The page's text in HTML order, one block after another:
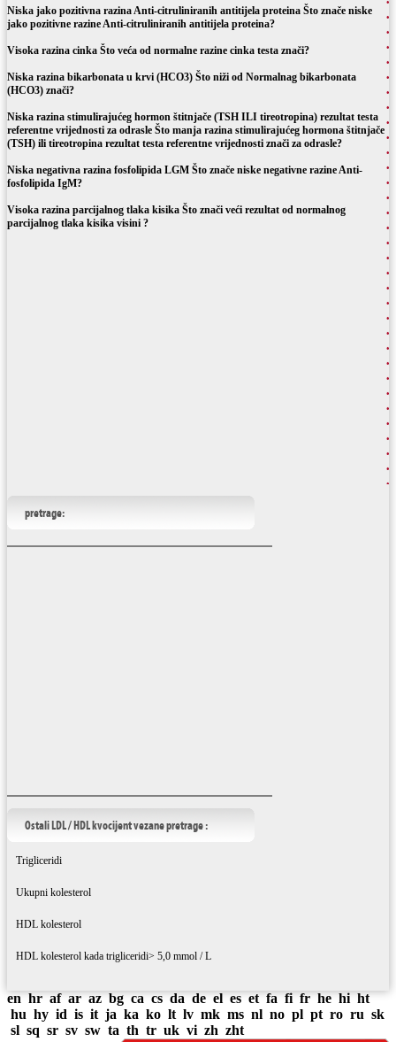
Niska jako pozitivna razina Anti-citruliniranih antitijela proteina Što znače niske
jako pozitivne razine Anti-citruliniranih antitijela proteina?
Visoka razina cinka Što veća od normalne razine cinka testa znači?
Niska razina bikarbonata u krvi (HCO3) Što niži od Normalnag bikarbonata
(HCO3) znači?
Niska razina stimulirajućeg hormon štitnjače (TSH ILI tireotropina) rezultat testa
referentne vrijednosti za odrasle Što manja razina stimulirajućeg hormona štitnjače
(TSH) ili tireotropina rezultat testa referentne vrijednosti znači za odrasle?
Niska negativna razina fosfolipida LGM Što znače niske negativne razine Anti-
fosfolipida IgM?
Visoka razina parcijalnog tlaka kisika Što znači veći rezultat od normalnog
parcijalnog tlaka kisika visini ?
pretrage:
Ostali LDL / HDL kvocijent vezane pretrage :
Trigliceridi
Ukupni kolesterol
HDL kolesterol
HDL kolesterol kada trigliceridi> 5,0 mmol / L
en hr af ar az bg ca cs da de el es et fa fi fr he hi ht
hu hy id is it ja ka ko lt lv mk ms nl no pl pt ro ru sk
sl sq sr sv sw ta th tr uk vi zh zht